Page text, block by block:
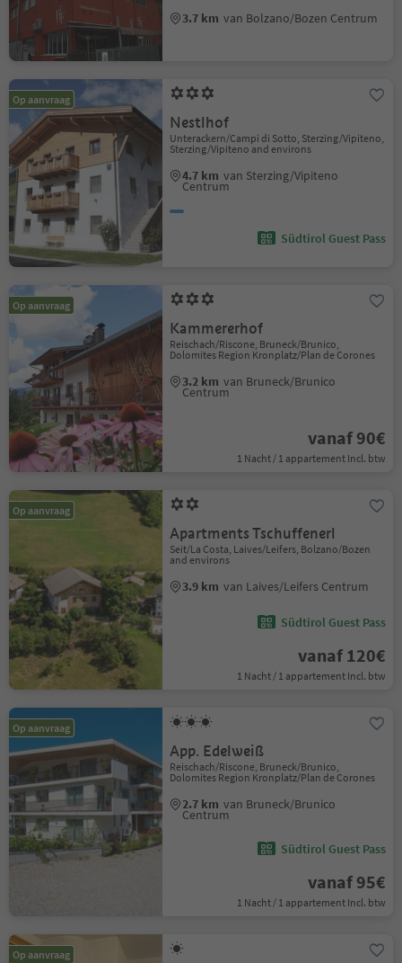
3.7 km van Bolzano/Bozen Centrum
Op aanvraag
Nestlhof
Unterackern/Campi di Sotto, Sterzing/Vipiteno,
Sterzing/Vipiteno and environs
4.7 km van Sterzing/Vipiteno
Centrum
Südtirol Guest Pass
Op aanvraag
Kammererhof
Reischach/Riscone, Bruneck/Brunico,
Dolomites Region Kronplatz/Plan de Corones
3.2 km van Bruneck/Brunico
Centrum
vanaf 90€
1 Nacht / 1 appartement Incl. btw
Op aanvraag
Apartments Tschuffenerl
Seit/La Costa, Laives/Leifers, Bolzano/Bozen
and environs
3.9 km van Laives/Leifers Centrum
Südtirol Guest Pass
vanaf 120€
1 Nacht / 1 appartement Incl. btw
Op aanvraag
App. Edelweiß
Reischach/Riscone, Bruneck/Brunico,
Dolomites Region Kronplatz/Plan de Corones
2.7 km van Bruneck/Brunico
Centrum
Südtirol Guest Pass
vanaf 95€
1 Nacht / 1 appartement Incl. btw
Op aanvraag